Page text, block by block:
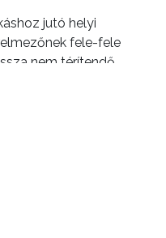
jutó helyi
fele-fele
nem térítendő